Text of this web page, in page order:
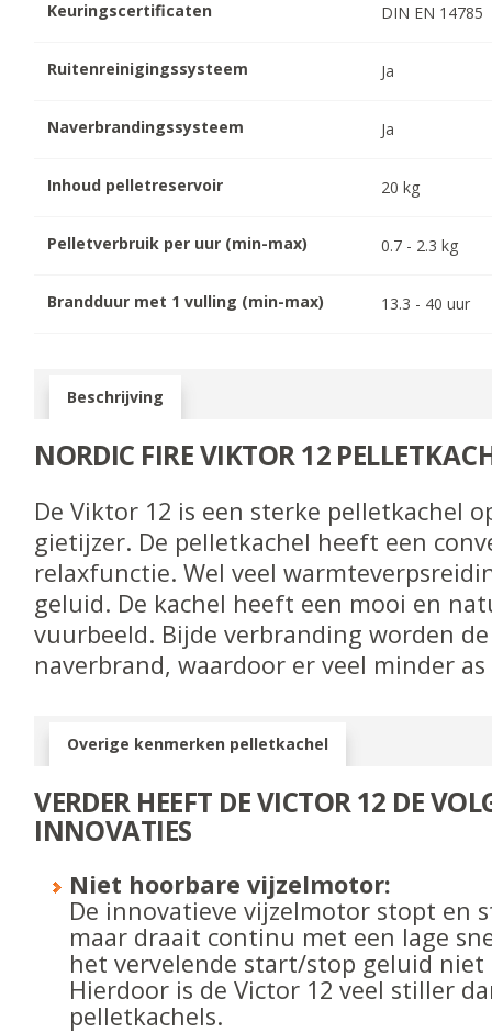
Keuringscertificaten DIN EN 14785
Ruitenreinigingssysteem Ja
Naverbrandingssysteem Ja
Inhoud pelletreservoir 20 kg
Pelletverbruik per uur (min-max) 0.7 - 2.3 kg
Brandduur met 1 vulling (min-max) 13.3 - 40 uur
Beschrijving
NORDIC FIRE VIKTOR 12 PEL
De Viktor 12 is een sterke pelletkachel
gietijzer. De pelletkachel heeft een
relaxfunctie. Wel veel
geluid. De kachel heeft een mooi en
vuurbeeld. Bijde verbranding worden
naverbrand, waardoor er veel minder
Overige kenmerken pelletkachel
VERDER HEEFT DE VICTOR 12 DE
INNOVATIES
Niet hoorbare vijzelmotor:
De innovatieve vijzelmotor stopt en
maar draait continu met een lage
het vervelende start/stop geluid niet
Hierdoor is de Victor 12 veel stiller
pelletkachels.